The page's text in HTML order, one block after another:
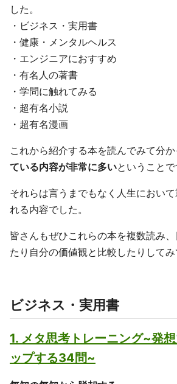
した。
・ビジネス・実用書
・健康・メンタルヘルス
・エンジニアにおすすめ
・有名人の著書
・学問に触れてみる
・超有名小説
・超有名漫画
これから紹介する本を読んでみて分か
ている内容が非常に多いということで
それらは言うまでもなく人生におい
れる内容でした。
皆さんもぜひこれらの本を複数読み
たり自分の価値観と比較したりしてみ
ビジネス・実用書
1. メタ思考トレーニング~発
ップする34問~